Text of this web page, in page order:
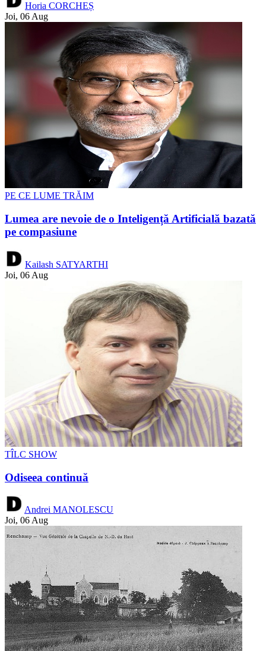
Horia CORCHEȘ
Joi, 06 Aug
PE CE LUME TRĂIM
Lumea are nevoie de o Inteligență Artificială bazată
pe compasiune
Kailash SATYARTHI
Joi, 06 Aug
TÎLC SHOW
Odiseea continuă
Andrei MANOLESCU
Joi, 06 Aug